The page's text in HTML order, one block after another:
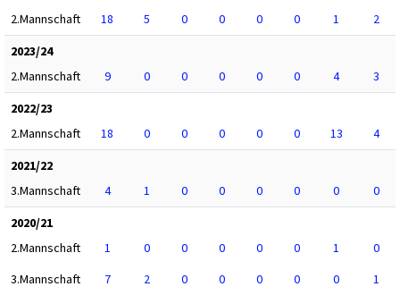
2.Mannschaft
18 5 0 0 0 0 1
2
2023/24
2.Mannschaft
9 0 0 0 0 0 4
3
2022/23
2.Mannschaft
18 0 0 0 0 0 13
4
2021/22
3.Mannschaft
4 1 0 0 0 0 0
0
2020/21
2.Mannschaft
1 0 0 0 0 0 1
0
3.Mannschaft
7 2 0 0 0 0 0
1